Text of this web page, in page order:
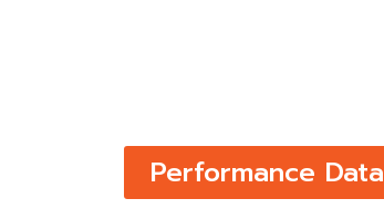
Performance Data